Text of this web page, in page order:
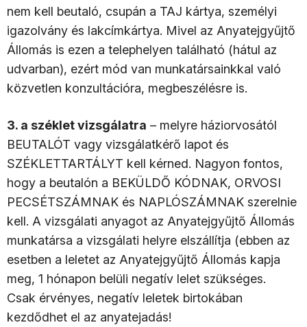
nem kell beutaló, csupán a TAJ kártya, személyi
igazolvány és lakcímkártya. Mivel az Anyatejgyűjtő
Állomás is ezen a telephelyen található (hátul az
udvarban), ezért mód van munkatársainkkal való
közvetlen konzultációra, megbeszélésre is.
3. a széklet vizsgálatra – melyre háziorvosától
BEUTALÓT vagy vizsgálatkérő lapot és
SZÉKLETTARTÁLYT kell kérned. Nagyon fontos,
hogy a beutalón a BEKÜLDŐ KÓDNAK, ORVOSI
PECSÉTSZÁMNAK és NAPLÓSZÁMNAK szerelnie
kell. A vizsgálati anyagot az Anyatejgyűjtő Állomás
munkatársa a vizsgálati helyre elszállítja (ebben az
esetben a leletet az Anyatejgyűjtő Állomás kapja
meg, 1 hónapon belüli negatív lelet szükséges.
Csak érvényes, negatív leletek birtokában
kezdődhet el az anyatejadás!